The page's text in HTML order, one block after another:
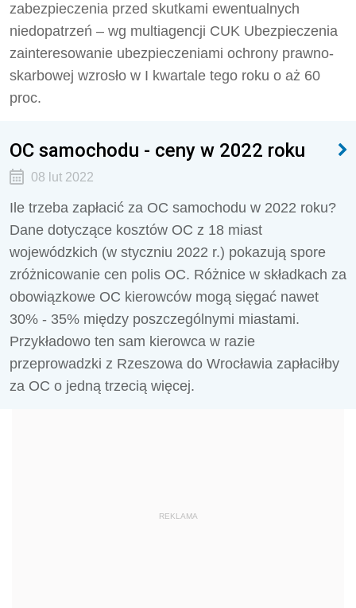
zabezpieczenia przed skutkami ewentualnych
niedopatrzeń – wg multiagencji CUK Ubezpieczenia
zainteresowanie ubezpieczeniami ochrony prawno-
skarbowej wzrosło w I kwartale tego roku o aż 60
proc.
OC samochodu - ceny w 2022 roku
08 lut 2022
Ile trzeba zapłacić za OC samochodu w 2022 roku?
Dane dotyczące kosztów OC z 18 miast
wojewódzkich (w styczniu 2022 r.) pokazują spore
zróżnicowanie cen polis OC. Różnice w składkach za
obowiązkowe OC kierowców mogą sięgać nawet
30% - 35% między poszczególnymi miastami.
Przykładowo ten sam kierowca w razie
przeprowadzki z Rzeszowa do Wrocławia zapłaciłby
za OC o jedną trzecią więcej.
REKLAMA